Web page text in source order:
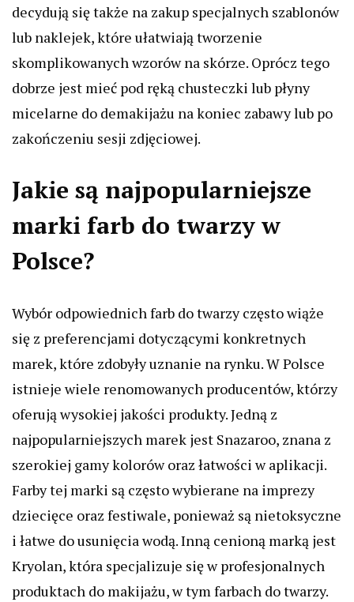
decydują się także na zakup specjalnych szablonów
lub naklejek, które ułatwiają tworzenie
skomplikowanych wzorów na skórze. Oprócz tego
dobrze jest mieć pod ręką chusteczki lub płyny
micelarne do demakijażu na koniec zabawy lub po
zakończeniu sesji zdjęciowej.
Jakie są najpopularniejsze
marki farb do twarzy w
Polsce?
Wybór odpowiednich farb do twarzy często wiąże
się z preferencjami dotyczącymi konkretnych
marek, które zdobyły uznanie na rynku. W Polsce
istnieje wiele renomowanych producentów, którzy
oferują wysokiej jakości produkty. Jedną z
najpopularniejszych marek jest Snazaroo, znana z
szerokiej gamy kolorów oraz łatwości w aplikacji.
Farby tej marki są często wybierane na imprezy
dziecięce oraz festiwale, ponieważ są nietoksyczne
i łatwe do usunięcia wodą. Inną cenioną marką jest
Kryolan, która specjalizuje się w profesjonalnych
produktach do makijażu, w tym farbach do twarzy.